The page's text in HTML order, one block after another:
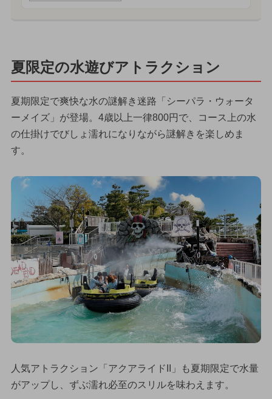
夏限定の水遊びアトラクション
夏期限定で爽快な水の謎解き迷路「シーパラ・ウォータ
ーメイズ」が登場。4歳以上一律800円で、コース上の水
の仕掛けでびしょ濡れになりながら謎解きを楽しめま
す。
人気アトラクション「アクアライドII」も夏期限定で水量
がアップし、ずぶ濡れ必至のスリルを味わえます。